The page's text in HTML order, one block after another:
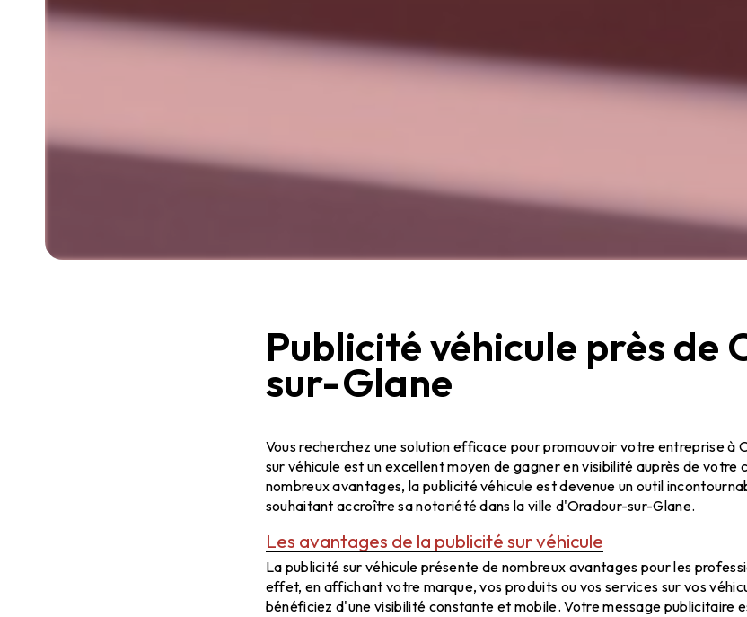
Publicité véhicule près de
sur-Glane
Vous recherchez une solution efficace pour promouvoir votre entreprise à
sur véhicule est un excellent moyen de gagner en visibilité auprès de votre
nombreux avantages, la publicité véhicule est devenue un outil
souhaitant accroître sa notoriété dans la ville d'Oradour-sur-Glane.
Les avantages de la publicité sur véhicule
La publicité sur véhicule présente de nombreux avantages pour les
effet, en affichant votre marque, vos produits ou vos services sur vos
bénéficiez d'une visibilité constante et mobile. Votre message publicitaire